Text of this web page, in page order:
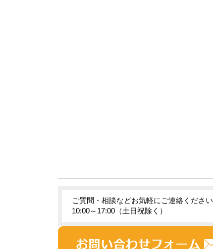
ご質問・相談などお気軽にご連絡ください
10:00～17:00（土日祝除く）